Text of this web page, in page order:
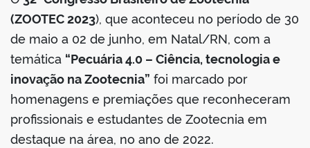
(ZOOTEC 2023), que aconteceu no período de 30
de maio a 02 de junho, em Natal/RN, com a
temática “Pecuária 4.0 – Ciência, tecnologia e
inovação na Zootecnia” foi marcado por
homenagens e premiações que reconheceram
profissionais e estudantes de Zootecnia em
destaque na área, no ano de 2022.